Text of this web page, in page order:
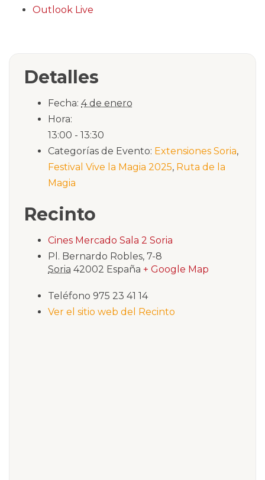
Outlook Live
Detalles
Fecha: 4 de enero
Hora:
13:00 - 13:30
Categorías de Evento: Extensiones Soria,
Festival Vive la Magia 2025, Ruta de la
Magia
Recinto
Cines Mercado Sala 2 Soria
Pl. Bernardo Robles, 7-8
Soria 42002 España + Google Map
Teléfono 975 23 41 14
Ver el sitio web del Recinto